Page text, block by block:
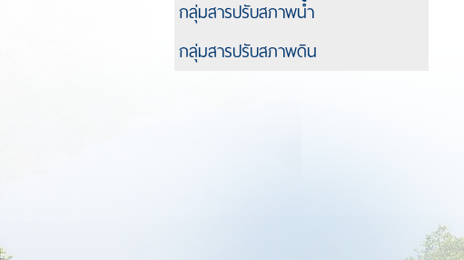
กลุ่มสารปรับสภาพน้ำ
กลุ่มสารปรับสภาพดิน